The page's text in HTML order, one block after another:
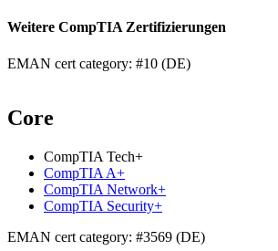
Weitere CompTIA Zertifizierungen
EMAN cert category: #10 (DE)
Core
CompTIA Tech+
CompTIA A+
CompTIA Network+
CompTIA Security+
EMAN cert category: #3569 (DE)